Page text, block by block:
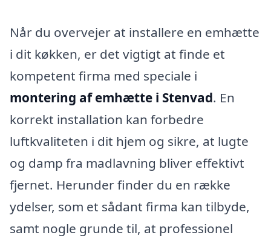
Når du overvejer at installere en emhætte
i dit køkken, er det vigtigt at finde et
kompetent firma med speciale i
montering af emhætte i Stenvad. En
korrekt installation kan forbedre
luftkvaliteten i dit hjem og sikre, at lugte
og damp fra madlavning bliver effektivt
fjernet. Herunder finder du en række
ydelser, som et sådant firma kan tilbyde,
samt nogle grunde til, at professionel